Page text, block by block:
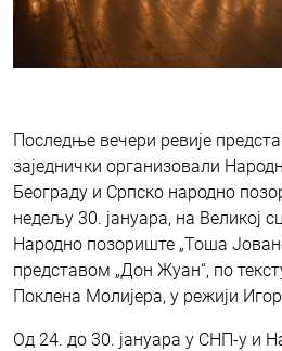
Последње вечери ревије
заједнички организовали
Београду и Српско народно
недељу 30. јануара, на Великој
Народно позориште „Тоша
представом „Дон Жуан“, по
Поклена Молијера, у режији
Од 24. до 30. јануара у СНП-у и